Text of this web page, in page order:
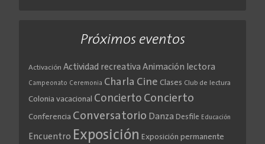
Próximos eventos
Activación Actividad recreativa Animación lectora
Campeonato Ceremonia Charla Cine Clases Club de lectura
Colonia vacacional Concierto Concierto
Conferencia Conversatorio Danza Desfile Educación
Encuentro Exposición Exposición permanente